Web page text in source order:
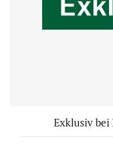
Exklusiv